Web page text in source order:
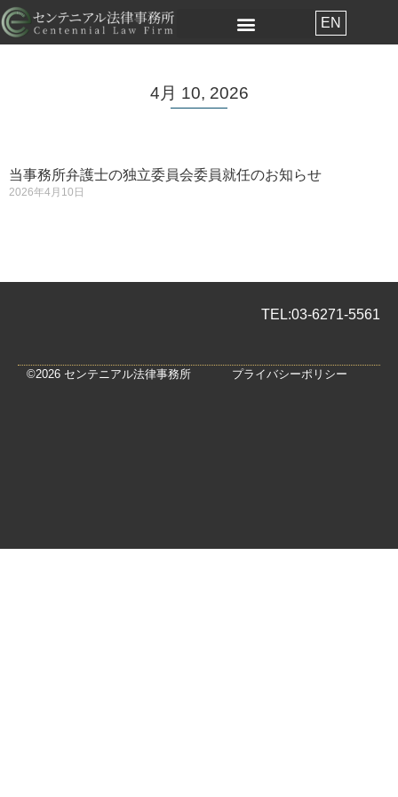
EN
4月 10, 2026
当事務所弁護士の独立委員会委員就任のお知らせ
2026年4月10日
TEL:03-6271-5561
©2026 センテニアル法律事務所 プライバシーポリシー